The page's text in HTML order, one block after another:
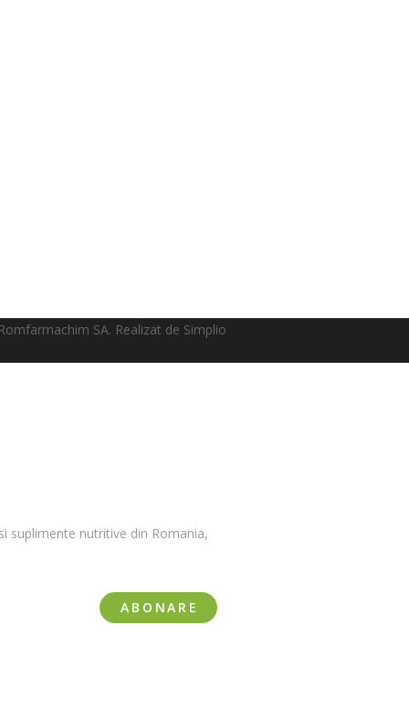
suplimente nutritive din Romania,
ABONARE
SA. Realizat de Simplio